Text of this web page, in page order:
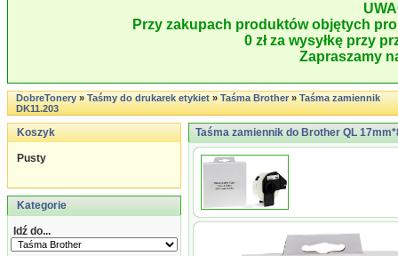
Przy zakupach produktów objętych
0 zł za wysyłkę przy
Zapraszamy
DobreTonery»Taśmy do drukarek etykiet»Taśma Brother»Taśma zamiennik
DK11.203
Koszyk
Pusty
Kategorie
Idź do...
Taśma zamiennik do Brother QL